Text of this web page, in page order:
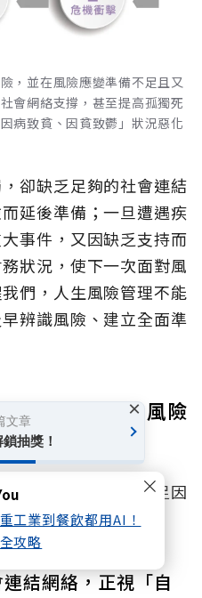
工業到餐飲都用AI！
攻略
，並在風險應變準備不足且又
會網絡支撐，甚至提高孤獨死
病致貧、因貧致鬱」狀況惡化
卻缺乏足夠的社會連結
延後準備；一旦遭遇疾
事件，又因缺乏支持而
狀況，使下一次面對風
們，人生風險管理不能
辨識風險、建立全面準
準備 打破人生風險
險，我們該如何做足因
具體行動：
結網絡，正視「自
文章
抽獎！
×